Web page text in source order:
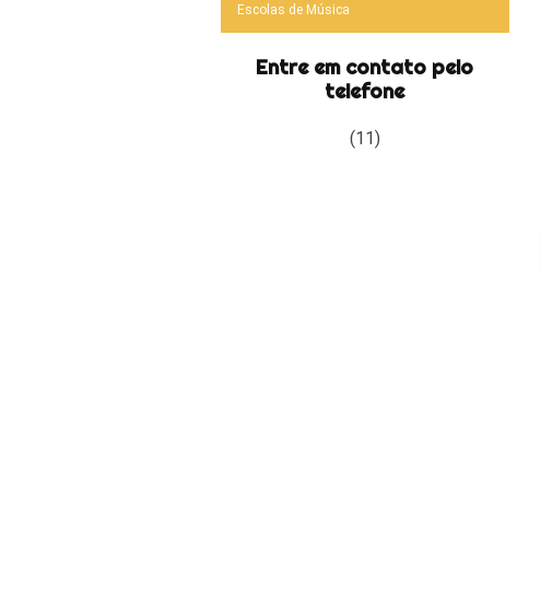
Escolas de Música
Entre em contato pelo
telefone
(11)